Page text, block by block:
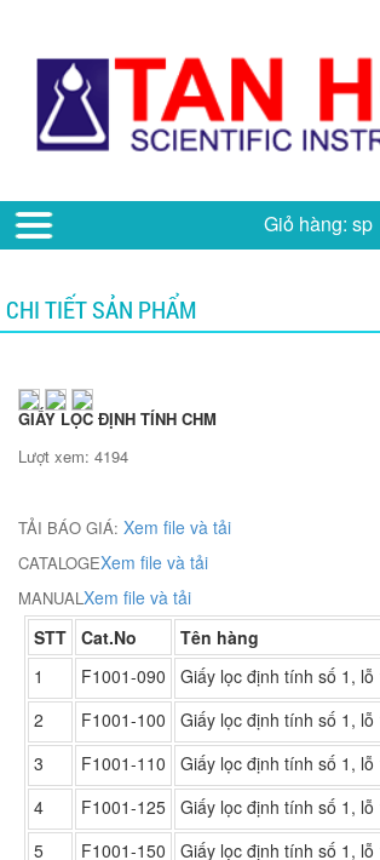
Giỏ hàng: sp
CHI TIẾT SẢN PHẨM
GIẤY LỌC ĐỊNH TÍNH CHM
Lượt xem: 4194
TẢI BÁO GIÁ: Xem file và tải
CATALOGEXem file và tải
MANUAL Xem file và tải
STT Cat.No
Tên hàng
1
F1001-090
Giấy lọc định tính số 1,
2
F1001-100
Giấy lọc định tính số 1,
3
F1001-110
Giấy lọc định tính số 1,
4
F1001-125 Giấy lọc định tính số 1,
5
F1001-150
Giấy lọc định tính số 1,